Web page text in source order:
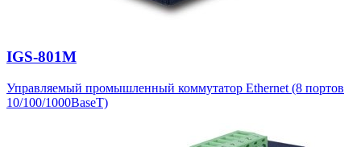
IGS-801M
Управляемый промышленный коммутатор Ethernet (8 портов
10/100/1000BaseT)